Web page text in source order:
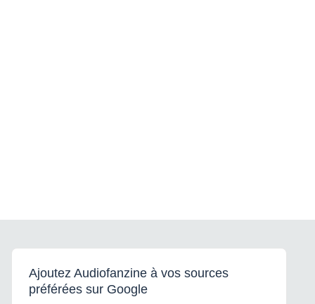
Ajoutez Audiofanzine à vos sources
préférées sur Google